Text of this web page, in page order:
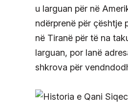
u larguan për në
ndërprenë për çështje
në Tiranë për të na
larguan, por lanë
shkrova për